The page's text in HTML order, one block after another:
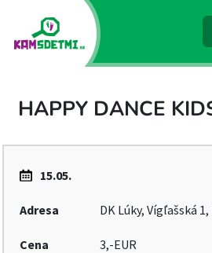
HAPPY DANCE
15.05.
Adresa DK Lúky, Vígľašská
Cena
3,-EUR